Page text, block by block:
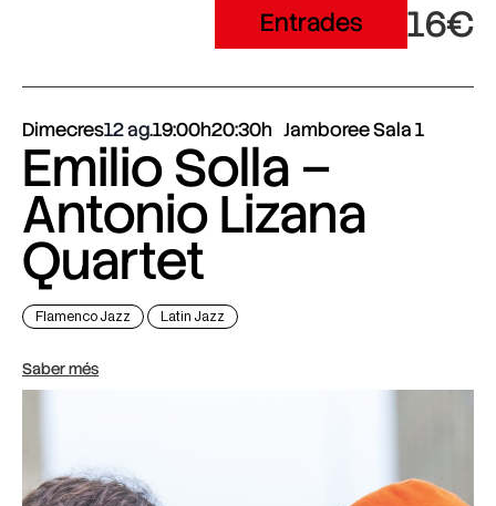
Entrades 16€
Dimecres12 ag.19:00h20:30h Jamboree Sala 1
Emilio Solla –
Antonio Lizana
Quartet
Flamenco Jazz Latin Jazz
Saber més